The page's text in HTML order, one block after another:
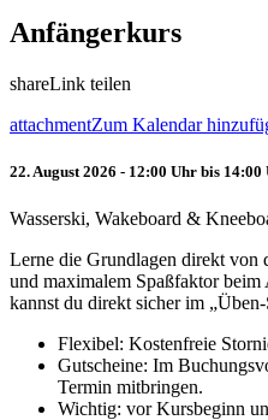
Anfängerkurs
shareLink teilen
attachmentZum Kalendar
22. August 2026 - 12:00 Uhr bis 14:00
Wasserski, Wakeboard &
Lerne die Grundlagen direkt von
und maximalem Spaßfaktor
kannst du direkt sicher im
Flexibel: Kostenfreie
Gutscheine: Im
Termin mitbringen.
Wichtig: vor Kursbeginn